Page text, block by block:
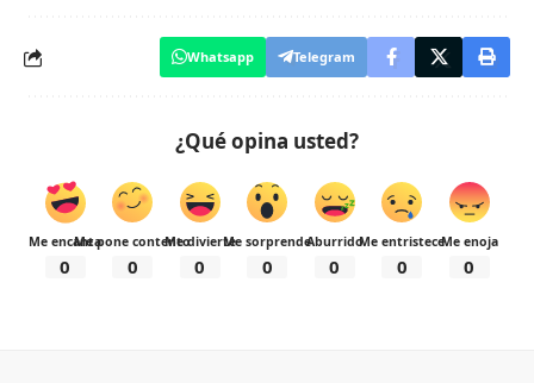
Whatsapp Telegram
¿Qué opina usted?
Me encanta
0
Me pone contento
0
Me divierte
0
Me sorprende
0
Aburrido
0
Me entristece
0
Me enoja
0